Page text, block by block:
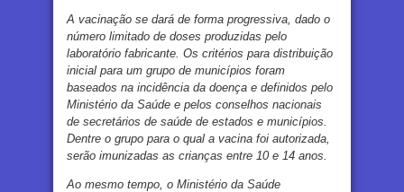
A vacinação se dará de forma progressiva, dado o
número limitado de doses produzidas pelo
laboratório fabricante. Os critérios para distribuição
inicial para um grupo de municípios foram
baseados na incidência da doença e definidos pelo
Ministério da Saúde e pelos conselhos nacionais
de secretários de saúde de estados e municípios.
Dentre o grupo para o qual a vacina foi autorizada,
serão imunizadas as crianças entre 10 e 14 anos.
Ao mesmo tempo, o Ministério da Saúde